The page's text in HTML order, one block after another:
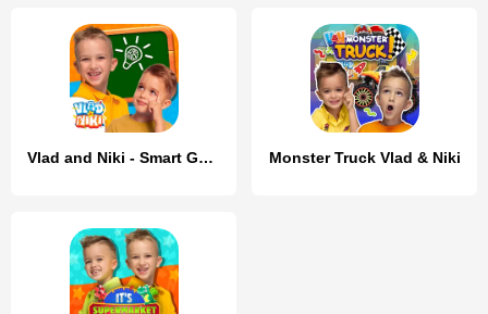
Vlad and Niki - Smart Games Monster Truck Vlad & Niki